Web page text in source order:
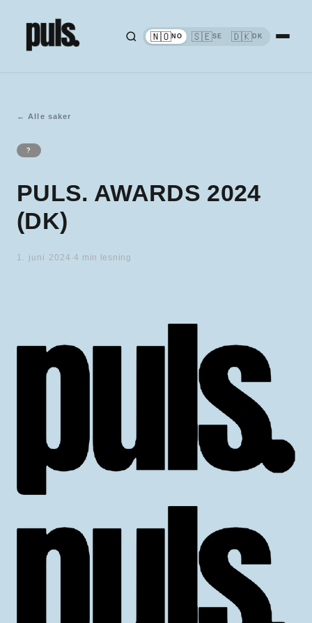
🇳🇴NO 🇸🇪SE 🇩🇰DK
← Alle saker
?
PULS. AWARDS 2024
(DK)
1. juni 2024 ·4 min lesning